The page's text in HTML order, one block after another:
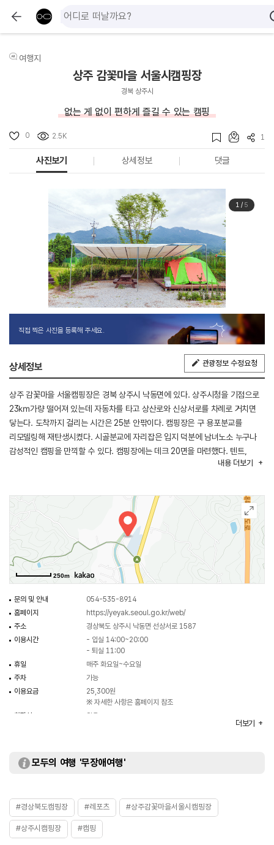
여행지
상주 감꽃마을 서울시캠핑장
경북 상주시
없는 게 없이 편하게 즐길 수 있는 캠핑
0 2.5K 1
사진보기 상세정보 댓글
1/ 5
직접 찍은 사진을 등록해 주세요.
상세정보 관광정보 수정요청
상주 감꽃마을 서울캠핑장은 경북 상주시 낙동면에 있다. 상주시청을 기점으로
23㎞가량 떨어져 있는데 자동차를 타고 상산로와 신상서로를 차례로 거치면
닿는다. 도착까지 걸리는 시간은 25분 안팎이다. 캠핑장은 구 용포분교를
리모델링해 재탄생시켰다. 시골분교에 자리잡은 입지 덕분에 남녀노소 누구나
감성적인 캠핑을 만끽할 수 있다. 캠핑장에는 데크 20면을 마련했다. 텐트,
화로대, 피크닉 테이블을 제공하므로 캠퍼는 이외의 장비만 챙기면 된다. 단,
이용할 수 있으며 세 자녀 이상 이용료 감면 대상자에 한해 5인까지 입장
가능하다. 연박은 최대 2박까지만 허용한다. 매주 화요일과 수요일은
휴장하지만 성수기, 공휴일이 끼었을 경우 단체 예약 시 개장한다. 옛 교실로
쓰던 공간에는 관리소를 비롯해 탁구장, 당구장, 바둑 시설, 북 카페 등의
부대시설이 있다. 향후 2층 공간에 세미나실과 박물관을 설치할 예정이다.
내용 더보기
250m
문의 및 안내
054-535-8914
홈페이지
https://yeyak.seoul.go.kr/web/
주소
경상북도 상주시 낙동면 선상서로 1587
이용시간
- 입실 14:00~20:00
- 퇴실 11:00
휴일
매주 화요일~수요일
주차
가능
이용요금
25,300원
※ 자세한 사항은 홈페이지 참조
화장실
있음
더보기
모두의 여행 '무장애여행'
#경상북도캠핑장 #레포츠 #상주감꽃마을서울시캠핑장
#상주시캠핑장 #캠핑